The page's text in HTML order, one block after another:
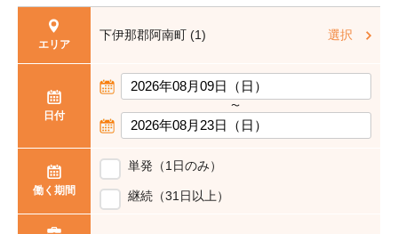
エリア
下伊那郡阿南町 (1) 選択
日付
〜
働く期間
単発（1日のみ）
継続（31日以上）